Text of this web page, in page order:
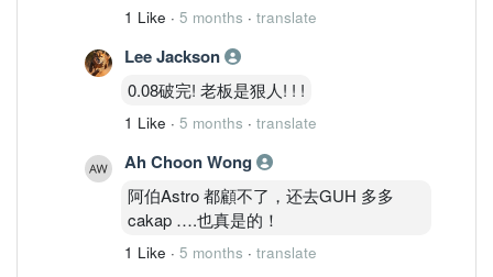
1 Like · 5 months · translate
Lee Jackson
0.08破完! 老板是狠人! ! !
1 Like · 5 months · translate
Ah Choon Wong
阿伯Astro 都顧不了，还去GUH 多多
cakap ….也真是的！
1 Like · 5 months · translate